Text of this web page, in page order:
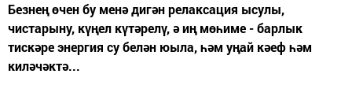
Безнең өчен бу менә дигән релаксация ысулы,
чистарыну, күңел күтәрелү, ә иң мөһиме - барлык
тискәре энергия су белән юыла, һәм уңай кәеф һәм
киләчәктә...